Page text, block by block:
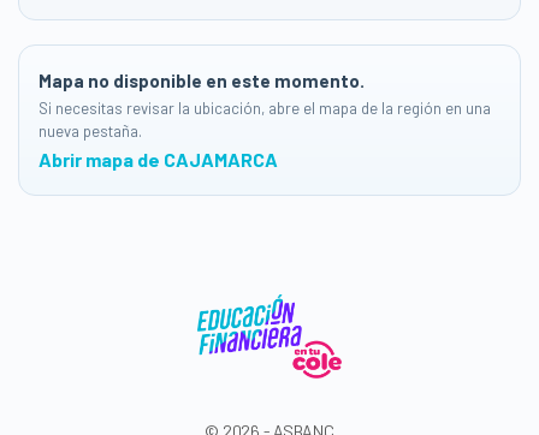
Mapa no disponible en este momento.
Si necesitas revisar la ubicación, abre el mapa de la región en una
nueva pestaña.
Abrir mapa de CAJAMARCA
© 2026 - ASBANC